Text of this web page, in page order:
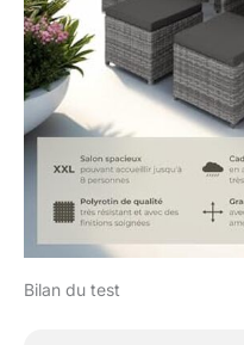
Bilan du test